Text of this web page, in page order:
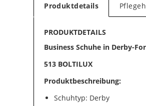
Produktdetails
PRODUKTDETAILS
Business Schuhe in Derby-
513 BOLTILUX
Produktbeschreibung:
Schuhtyp: Derby